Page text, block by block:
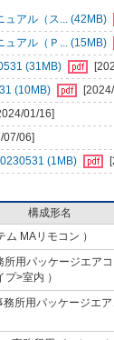
ュアル（ス... (42MB)
ュアル（Ｐ... (15MB)
(31MB)
(10MB)
01/16]
07/06]
(1MB)
構成形名
ム MAリモコン ）
所用パッケージエア
>室内 ）
務所用パッケージエ